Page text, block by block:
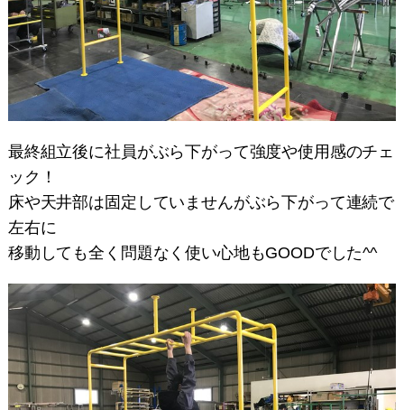
最終組立後に社員がぶら下がって強度や使用感のチェ
ック！
床や天井部は固定していませんがぶら下がって連続で
左右に
移動しても全く問題なく使い心地もGOODでした^^